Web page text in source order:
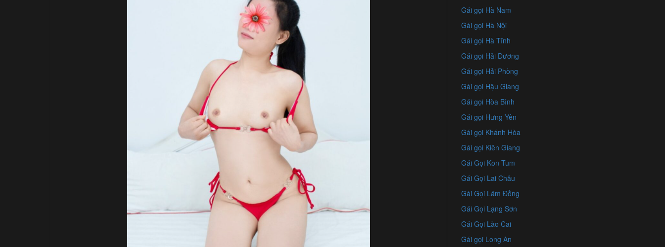
Gái gọi Hà Nam
Gái gọi Hà Nội
Gái gọi Hà Tĩnh
Gái gọi Hải Dương
Gái gọi Hải Phòng
Gái gọi Hậu Giang
Gái gọi Hòa Bình
Gái gọi Hưng Yên
Gái gọi Khánh Hòa
Gái gọi Kiên Giang
Gái Gọi Kon Tum
Gái Gọi Lai Châu
Gái Gọi Lâm Đồng
Gái Gọi Lạng Sơn
Gái Gọi Lào Cai
Gái gọi Long An